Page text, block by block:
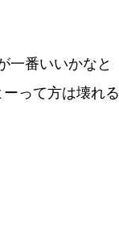
一番いいかなと
って方は壊れる